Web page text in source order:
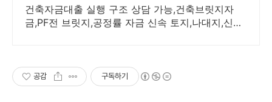
건축자금대출 실행 구조 상담 가능,건축브릿지자
금,PF전 브릿지,공정률 자금 신속 토지,나대지,신축
공감 구독하기